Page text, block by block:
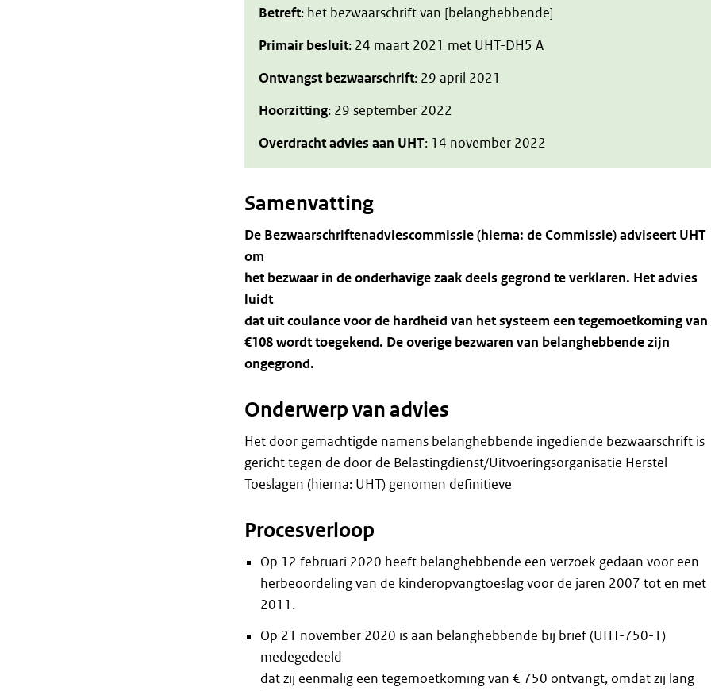
Betreft: het bezwaarschrift van [belanghebbende]
Primair besluit: 24 maart 2021 met UHT-DH5 A
Ontvangst bezwaarschrift: 29 april 2021
Hoorzitting: 29 september 2022
Overdracht advies aan UHT: 14 november 2022
Samenvatting
De Bezwaarschriftenadviescommissie (hierna: de Commissie) adviseert UHT
om
het bezwaar in de onderhavige zaak deels gegrond te verklaren. Het advies
luidt
dat uit coulance voor de hardheid van het systeem een tegemoetkoming van
€108 wordt toegekend. De overige bezwaren van belanghebbende zijn
ongegrond.
Onderwerp van advies
Het door gemachtigde namens belanghebbende ingediende bezwaarschrift is
gericht tegen de door de Belastingdienst/Uitvoeringsorganisatie Herstel
Toeslagen (hierna: UHT) genomen definitieve
Procesverloop
Op 12 februari 2020 heeft belanghebbende een verzoek gedaan voor een
herbeoordeling van de kinderopvangtoeslag voor de jaren 2007 tot en met
2011.
Op 21 november 2020 is aan belanghebbende bij brief (UHT-750-1)
medegedeeld
dat zij eenmalig een tegemoetkoming van € 750 ontvangt, omdat zij lang